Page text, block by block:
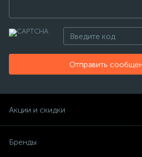
Отправить
Акции и скидки
Бренды